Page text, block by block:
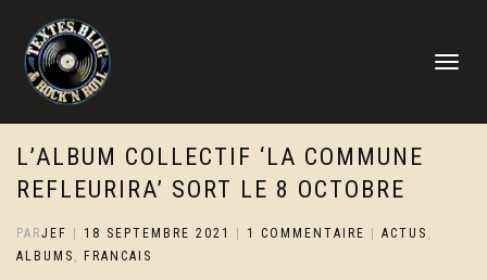
DÉPLIER
L’ALBUM COLLECTIF ‘LA COMMUNE
REFLEURIRA’ SORT LE 8 OCTOBRE
PARJEF 18 SEPTEMBRE 2021 1 COMMENTAIRE ACTUS ,
ALBUMS , FRANCAIS